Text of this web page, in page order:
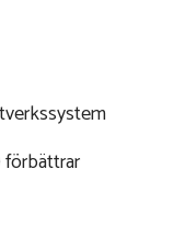
förbättrar